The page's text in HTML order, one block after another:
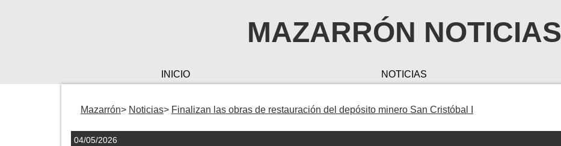
MAZARRÓN NOTICIAS
INICIO NOTICIAS
Mazarrón Noticias Finalizan las obras de restauración del depósito minero San Cristóbal I
04/05/2026